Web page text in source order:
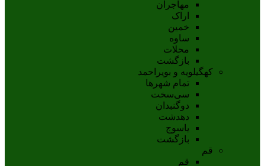
مهاجران
اراک
خمين
ساوه
محلات
بازگشت
کهگیلویه و بویراحمد
تمام شهر‌ها
سی‌سخت
دوگنبدان
دهدشت
ياسوج
بازگشت
قم
قم